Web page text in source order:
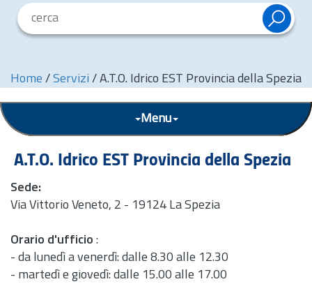
Home / Servizi / A.T.O. Idrico EST Provincia della Spezia
Menu
A.T.O. Idrico EST Provincia della Spezia
Sede:
Via Vittorio Veneto, 2 - 19124 La Spezia
Orario d'ufficio :
- da lunedì a venerdì: dalle 8.30 alle 12.30
- martedì e giovedì: dalle 15.00 alle 17.00